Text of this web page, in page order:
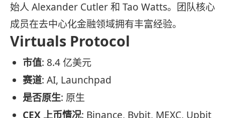
始人 Alexander Cutler 和 Tao Watts。团队核心
成员在去中心化金融领域拥有丰富经验。
Virtuals Protocol
市值: 8.4 亿美元
赛道: AI, Launchpad
是否原生: 原生
CEX 上币情况: Binance, Bybit, MEXC, Upbit